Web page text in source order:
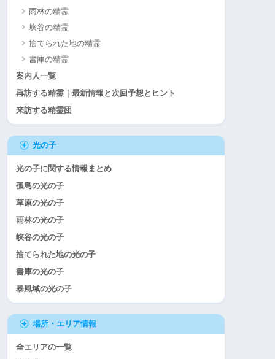
雨林の精霊
峡谷の精霊
捨てられた地の精霊
書庫の精霊
案内人一覧
再訪する精霊｜最新情報と次回予想とヒント
来訪する精霊団
光の子
光の子に関する情報まとめ
孤島の光の子
草原の光の子
雨林の光の子
峡谷の光の子
捨てられた地の光の子
書庫の光の子
暴風域の光の子
場所・エリア情報
全エリアの一覧